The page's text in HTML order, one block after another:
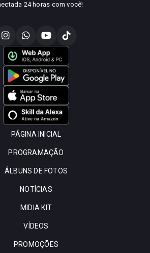
24 horas com você!
PÁGINA INICIAL
PROGRAMAÇÃO
ÁLBUNS DE FOTOS
NOTÍCIAS
MIDIA KIT
VÍDEOS
PROMOÇÕES